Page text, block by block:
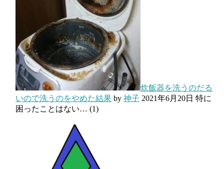
炊飯器を洗うのだる
いので洗うのをやめた結果 by 神子 2021年6月20日 特に
困ったことはない… (1)